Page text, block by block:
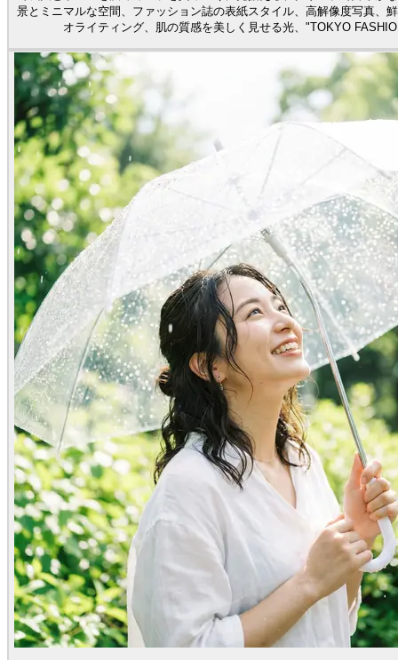
景とミニマルな空間、ファッション誌の表紙スタイル、高解像度写真、
オライティング、肌の質感を美しく見せる光、"TOKYO